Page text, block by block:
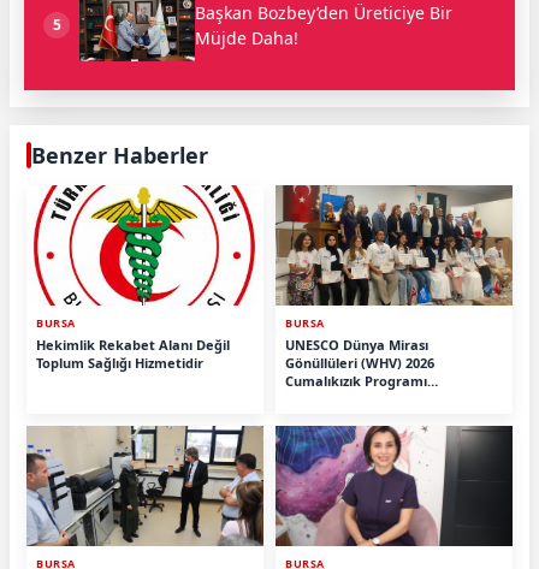
5
Başkan Bozbey’den Üreticiye Bir
Müjde Daha!
Benzer Haberler
BURSA
Hekimlik Rekabet Alanı Değil
Toplum Sağlığı Hizmetidir
BURSA
UNESCO Dünya Mirası
Gönüllüleri (WHV) 2026
Cumalıkızık Programı
BURSA BURSA